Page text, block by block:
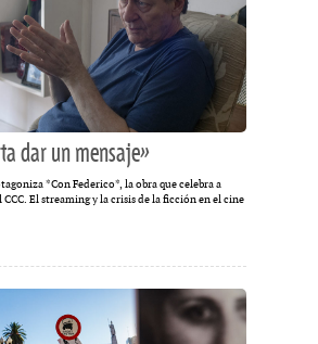
dar un mensaje»
*Con Federico*, la obra que celebra a
CCC. El streaming y la crisis de la ficción en el cine